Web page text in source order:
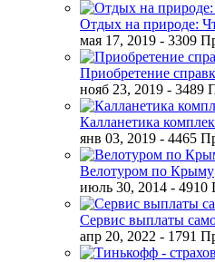
Отдых на природе:
мая 17, 2019 - 3309
Приобретение
нояб 23, 2019 - 3489
Калланетика
янв 03, 2019 - 4465
Велотуром по Крыму
июль 30, 2014 - 4910
Сервис выплаты
апр 20, 2022 - 1791